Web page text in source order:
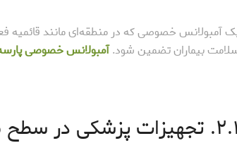
آمبولانس خصوصی که در منطقه‌ای مانند قائمیه
بیماران تضمین شود.آمبولانس خصوصی
در سطح مراقبت‌های ویژه